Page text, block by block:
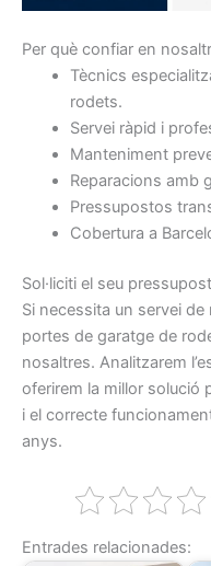
Per què confiar en
Tècnics
rodets.
Servei ràpid i
Manteniment
Reparacions amb
Pressupostos
Cobertura a
Sol·liciti el seu pressupost
Si necessita un servei
portes de garatge de
nosaltres. Analitzarem
oferirem la millor solució
i el correcte
anys.
Entrades relacionades: